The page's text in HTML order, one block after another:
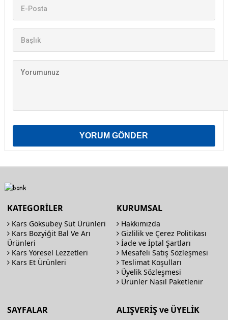
KATEGORİLER
Kars Göksubey Süt Ürünleri
Kars Bozyiğit Bal Ve Arı
Ürünleri
Kars Yöresel Lezzetleri
Kars Et Ürünleri
KURUMSAL
Hakkımızda
Gizlilik ve Çerez Politikası
İade ve İptal Şartları
Mesafeli Satış Sözleşmesi
Teslimat Koşulları
Üyelik Sözleşmesi
Ürünler Nasıl Paketlenir
SAYFALAR ALIŞVERİŞ ve ÜYELİK